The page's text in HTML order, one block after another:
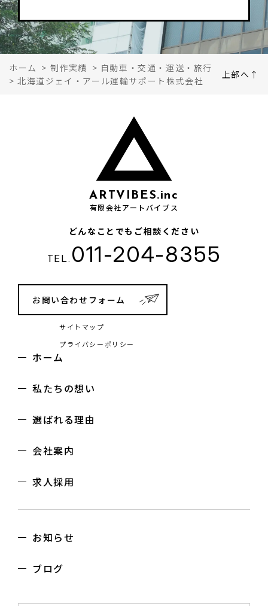
ホーム > 制作実績 > 自動車・交通・運送・旅行
>北海道ジェイ・アール運輸サポート株式会社
上部へ↑
ARTVIBES.inc
有限会社アートバイブス
どんなことでもご相談ください
TEL. 011-204-8355
お問い合わせフォーム
サイトマップ
プライバシーポリシー
ホーム
私たちの想い
選ばれる理由
会社案内
求人採用
お知らせ
ブログ